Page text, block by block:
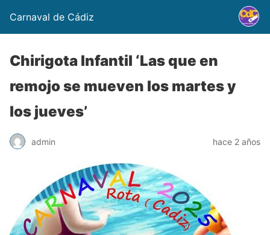
Carnaval de Cádiz
Chirigota Infantil ‘Las que en
remojo se mueven los martes y
los jueves’
admin hace 2 años